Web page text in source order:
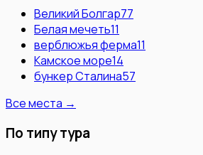
Великий Болгар77
Белая мечеть11
верблюжья ферма11
Камское море14
бункер Сталина57
Все места →
По типу тура